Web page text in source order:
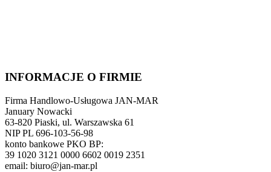
INFORMACJE O FIRMIE
Firma Handlowo-Usługowa JAN-MAR
January Nowacki
63-820 Piaski, ul. Warszawska 61
NIP PL 696-103-56-98
konto bankowe PKO BP:
39 1020 3121 0000 6602 0019 2351
email: biuro@jan-mar.pl